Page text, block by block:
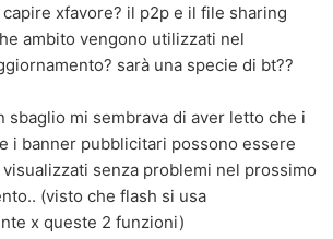
capire xfavore? il p2p e il file sharing
ambito vengono utilizzati nel
sarà una specie di bt??
sbaglio mi sembrava di aver letto che i
i banner pubblicitari possono essere
senza problemi nel prossimo
(visto che flash si usa
x queste 2 funzioni)